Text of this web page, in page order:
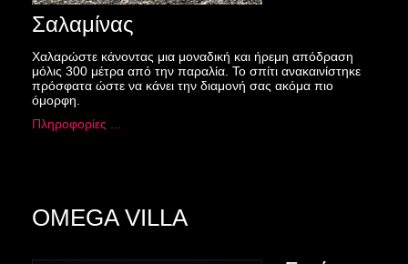
Σαλαμίνας
Χαλαρώστε κάνοντας μια μοναδική και ήρεμη απόδραση
μόλις 300 μέτρα από την παραλία. Το σπίτι ανακαινίστηκε
πρόσφατα ώστε να κάνει την διαμονή σας ακόμα πιο
όμορφη.
Πληροφορίες ...
OMEGA VILLA